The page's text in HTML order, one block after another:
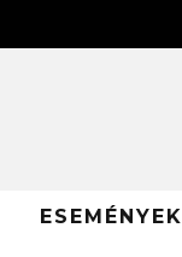
ESEMÉNYEK